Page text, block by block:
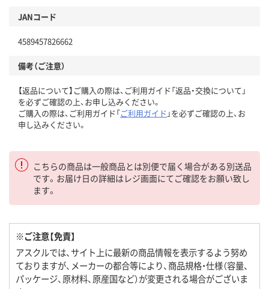
JANコード
4589457826662
備考（ご注意）
【返品について】ご購入の際は、ご利用ガイド「返品・交換について」
を必ずご確認の上、お申し込みください。
ご購入の際は、ご利用ガイド「ご利用ガイド 」を必ずご確認の上、お
申し込みください。
こちらの商品は一般商品とは別便で届く場合がある別送品
です。お届け日の詳細はレジ画面にてご確認をお願い致し
ます。
※ご注意【免責】
アスクルでは、サイト上に最新の商品情報を表示するよう努め
ておりますが、メーカーの都合等により、商品規格・仕様（容量、
パッケージ、原材料、原産国など）が変更される場合がございま